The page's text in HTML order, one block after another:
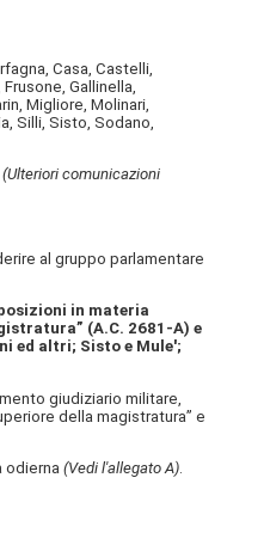
Casa, Castelli,
Gallinella,
Migliore, Molinari,
Silli, Sisto, Sodano,
(Ulteriori comunicazioni
al gruppo parlamentare
in materia
(A.C. 2681-A​) e
ed altri; Sisto e Mule';
giudiziario militare,
della magistratura” e
odierna (Vedi l'allegato A).